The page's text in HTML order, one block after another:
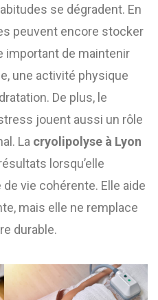
se dégradent. En
peuvent encore stocker
important de maintenir
une activité physique
De plus, le
jouent aussi un rôle
La cryolipolyse à Lyon
lorsqu’elle
vie cohérente. Elle aide
mais elle ne remplace
durable.